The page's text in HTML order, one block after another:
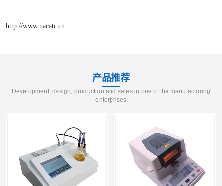
http://www.nacatc.cn
产品推荐
Development, design, production and sales in one of the manufacturing
enterprises